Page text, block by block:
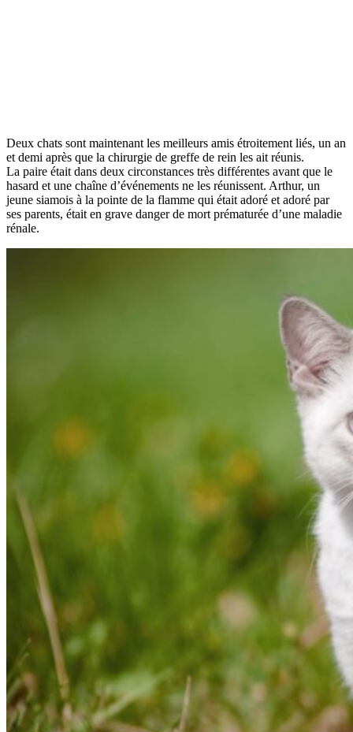
Deux chats sont maintenant les meilleurs amis étroitement liés, un an
et demi après que la chirurgie de greffe de rein les ait réunis.
La paire était dans deux circonstances très différentes avant que le
hasard et une chaîne d’événements ne les réunissent. Arthur, un
jeune siamois à la pointe de la flamme qui était adoré et adoré par
ses parents, était en grave danger de mort prématurée d’une maladie
rénale.